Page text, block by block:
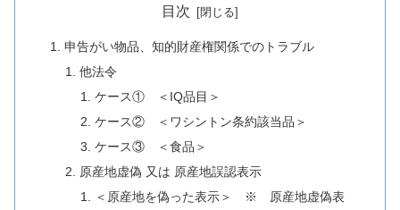
目次
申告がい物品、知的財産権関係でのトラブル
他法令
ケース① ＜IQ品目＞
ケース② ＜ワシントン条約該当品＞
ケース③ ＜食品＞
原産地虚偽 又は 原産地誤認表示
＜原産地を偽った表示＞ ※ 原産地虚偽表